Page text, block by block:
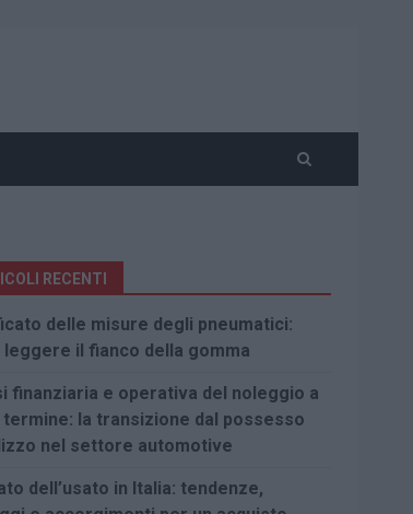
RECENTI
delle misure degli pneumatici:
leggere il fianco della gomma
finanziaria e operativa del noleggio a
termine: la transizione dal possesso
nel settore automotive
dell’usato in Italia: tendenze,